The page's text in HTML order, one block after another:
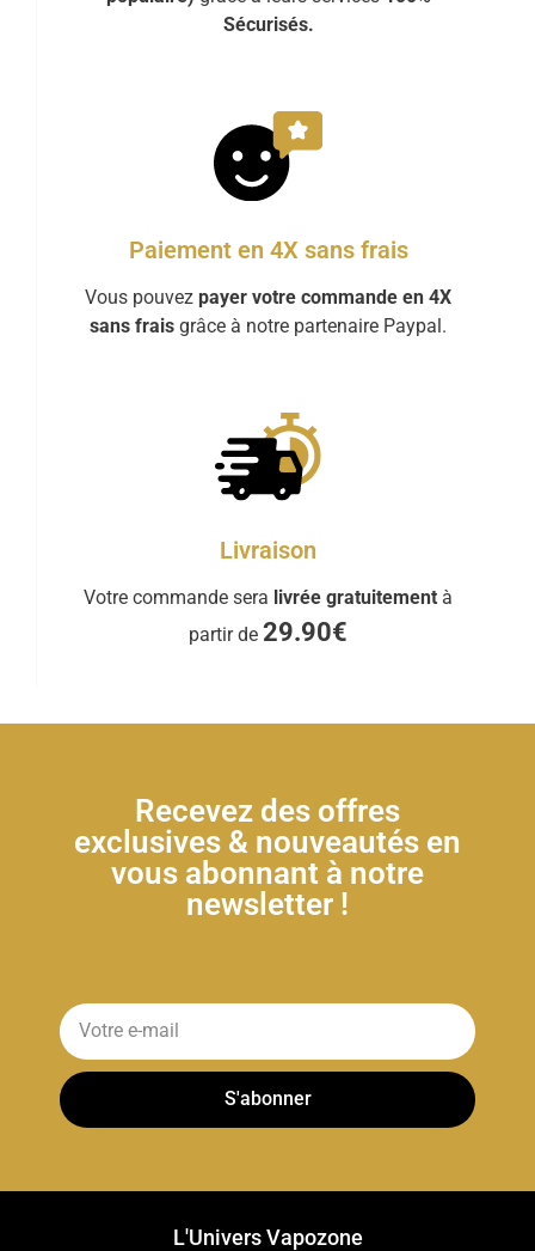
Sécurisés.
Paiement en 4X sans frais
Vous pouvez payer votre commande en 4X
sans frais grâce à notre partenaire Paypal.
Livraison
Votre commande sera livrée gratuitement à
partir de 29.90€
Recevez des offres
exclusives & nouveautés en
vous abonnant à notre
newsletter !
S'abonner
L'Univers Vapozone